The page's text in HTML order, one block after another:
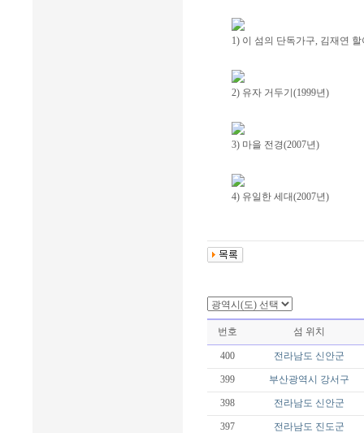
1) 이 섬의 단독가구, 김재연
2) 유자 거두기(1999년)
3) 마을 전경(2007년)
4) 유일한 세대(2007년)
번호 섬 위치
400 전라남도 신안군
399 부산광역시 강서구
398 전라남도 신안군
397 전라남도 진도군